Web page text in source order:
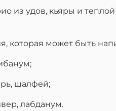
из удов, кьяры и
которая может
шалфей;
лабданум.